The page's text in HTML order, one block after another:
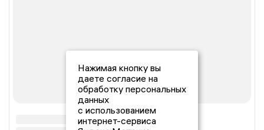
Нажимая кнопку вы
даете согласие на
обработку персональных
данных
с использованием
интернет-сервиса